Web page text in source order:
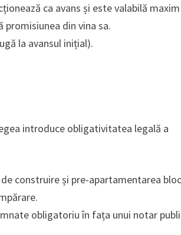
ca avans și este valabilă
din vina sa.
la avansul inițial).
introduce obligativitatea legală a
construire și pre-apartamentarea
obligatoriu în fața unui notar